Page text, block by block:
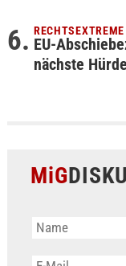
EU-
nächste Hürde
MiG